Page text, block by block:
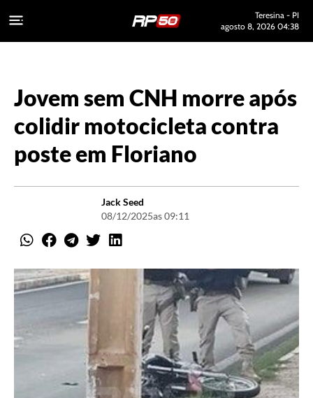
Teresina - PI
agosto 8, 2026 04:38
Jovem sem CNH morre após
colidir motocicleta contra
poste em Floriano
Jack Seed
08/12/2025as 09:11